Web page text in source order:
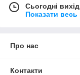
Сьогодні
Показати весь
Про нас
Контакти